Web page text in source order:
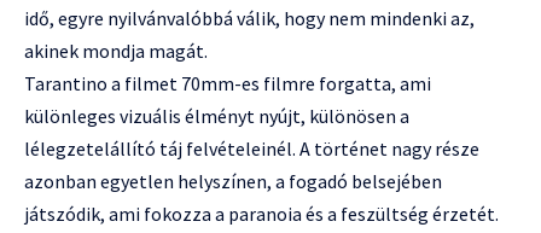
idő, egyre nyilvánvalóbbá válik, hogy nem mindenki az,
akinek mondja magát.
Tarantino a filmet 70mm-es filmre forgatta, ami
különleges vizuális élményt nyújt, különösen a
lélegzetelállító táj felvételeinél. A történet nagy része
azonban egyetlen helyszínen, a fogadó belsejében
játszódik, ami fokozza a paranoia és a feszültség érzetét.